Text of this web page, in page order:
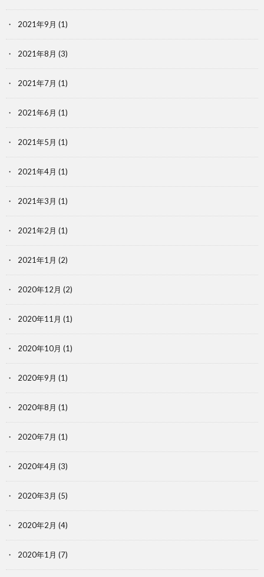
2021年9月 (1)
2021年8月 (3)
2021年7月 (1)
2021年6月 (1)
2021年5月 (1)
2021年4月 (1)
2021年3月 (1)
2021年2月 (1)
2021年1月 (2)
2020年12月 (2)
2020年11月 (1)
2020年10月 (1)
2020年9月 (1)
2020年8月 (1)
2020年7月 (1)
2020年4月 (3)
2020年3月 (5)
2020年2月 (4)
2020年1月 (7)